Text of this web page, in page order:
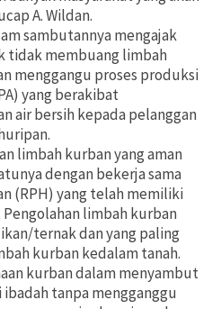
A. Wildan.
sambutannya mengajak
tidak membuang limbah
menggangu proses produksi
yang berakibat
air bersih kepada pelanggan
limbah kurban yang aman
dengan bekerja sama
(RPH) yang telah memiliki
limbah kurban
ternak dan yang paling
kurban kedalam tanah.
kurban dalam menyambut
tanpa mengganggu